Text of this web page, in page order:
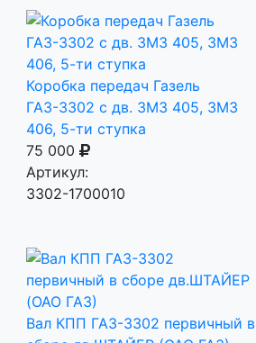
Коробка передач Газель
ГАЗ-3302 с дв. ЗМЗ 405, ЗМЗ
406, 5-ти ступка
75 000
Артикул:
3302-1700010
Вал КПП ГАЗ-3302 первичный в